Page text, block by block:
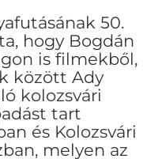
50.
hogy Bogdán
is filmekből,
között Ady
kolozsvári
tart
és Kolozsvári
melyen az